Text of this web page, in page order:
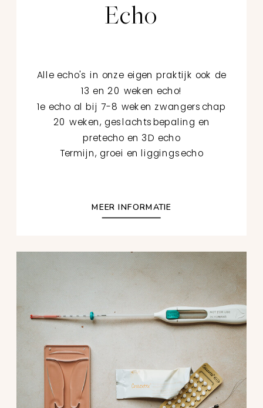
MEER INFORMATIE
Alle echo's in onze eigen praktijk ook de
13 en 20 weken echo!
1e echo al bij 7-8 weken zwangerschap
20 weken, geslachtsbepaling en
pretecho en 3D echo
Termijn, groei en liggingsecho
Echo